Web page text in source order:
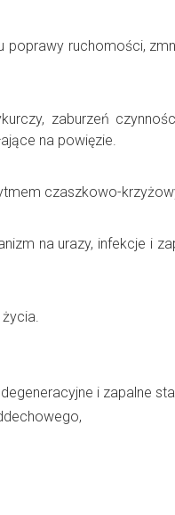
ruchomości,
zaburzeń
na powięzie.
czaszkowo-
na urazy, infekcje i
i zapalne